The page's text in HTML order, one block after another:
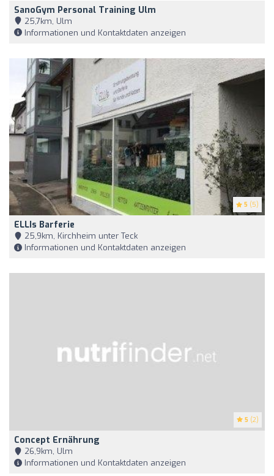
SanoGym Personal Training Ulm
25,7km, Ulm
Informationen und Kontaktdaten anzeigen
5 (5)
ELLIs Barferie
25,9km, Kirchheim unter Teck
Informationen und Kontaktdaten anzeigen
5 (2)
Concept Ernährung
26,9km, Ulm
Informationen und Kontaktdaten anzeigen